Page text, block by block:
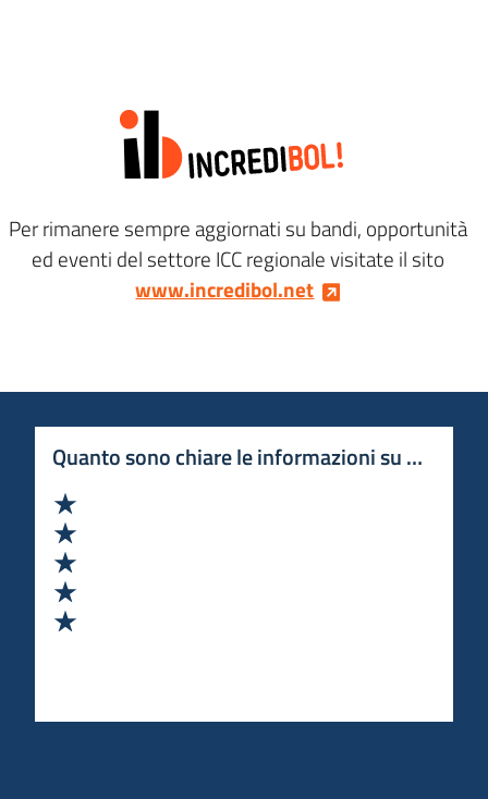
Per rimanere sempre aggiornati su bandi, opportunità
ed eventi del settore ICC regionale visitate il sito
www.incredibol.net
Quanto sono chiare le informazioni su questa